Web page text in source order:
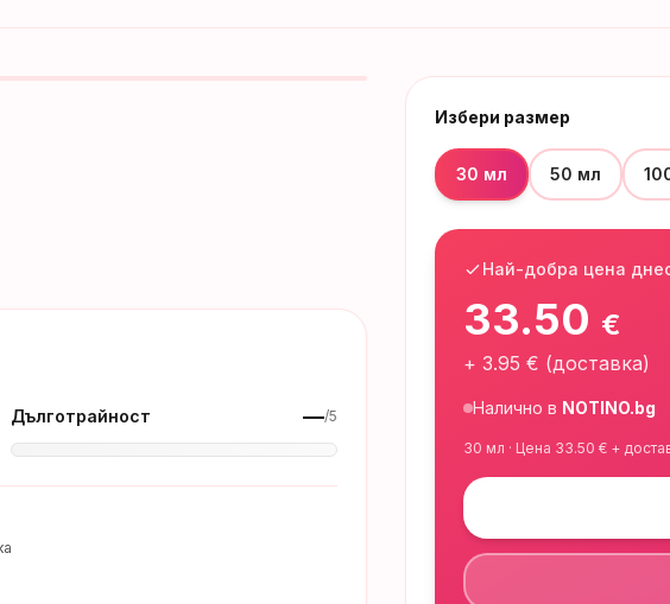
Избери размер
30 мл 50 мл
Най-добра цена
33.50 €
+ 3.95 € (доставка)
Налично в NOTINO.bg
30 мл · Цена 33.50 € +
Дълготрайност —/5